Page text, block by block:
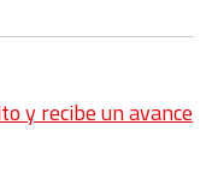
y recibe un avance